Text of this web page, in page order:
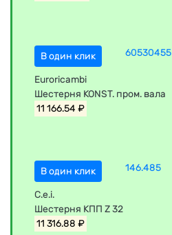
В один клик 60530455
Euroricambi
Шестерня KONST. пром. вала
11 166.54 ₽
В один клик 146.485
C.e.i.
Шестерня КПП Z 32
11 316.88 ₽